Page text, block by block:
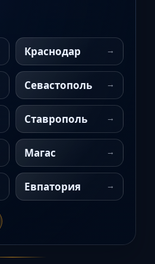
Краснодар
Севастополь
Ставрополь
Магас
Евпатория